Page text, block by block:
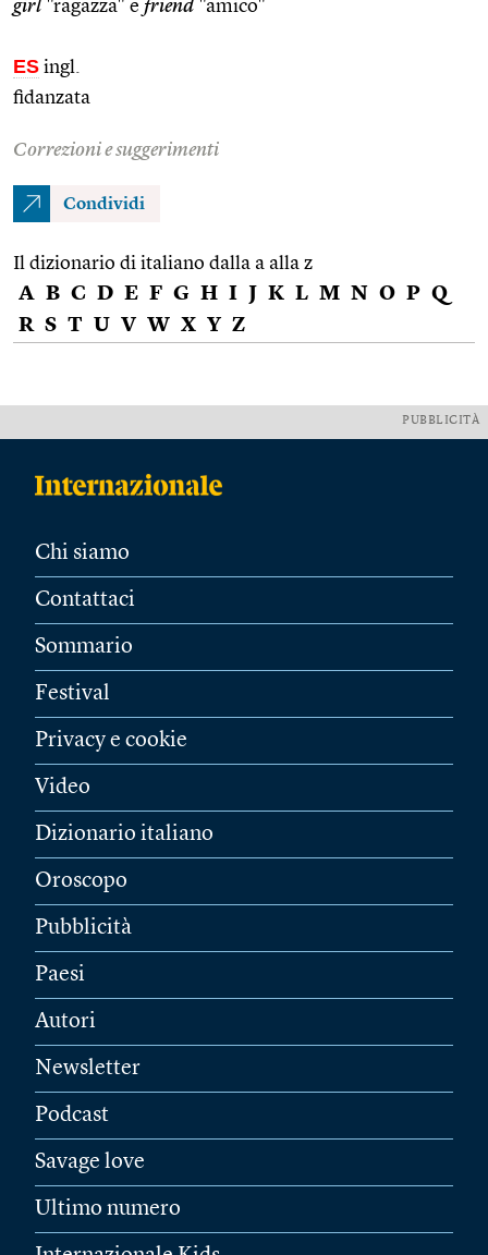
girl "ragazza" e friend "amico"
ES ingl.
fidanzata
Correzioni e suggerimenti
Condividi
Il dizionario di italiano dalla a alla z
A B C D E F G H I J K L M N O P Q
R S T U V W X Y Z
PUBBLICITÀ
Chi siamo
Contattaci
Sommario
Festival
Privacy e cookie
Video
Dizionario italiano
Oroscopo
Pubblicità
Paesi
Autori
Newsletter
Podcast
Savage love
Ultimo numero